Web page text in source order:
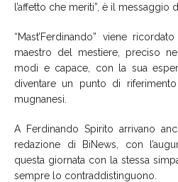
l’affetto che meriti”, è il messaggio
“Mast’Ferdinando” viene
maestro del mestiere, preciso
modi e capace, con la sua
diventare un punto di
mugnanesi.
A Ferdinando Spirito arrivano
redazione di BiNews, con
questa giornata con la stessa
sempre lo contraddistinguono.